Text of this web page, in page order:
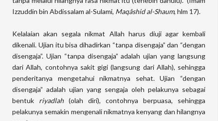
Izzuddin bin Abdissalam al-Sulami, Maqâshid al-Shaum, hlm 17).
Kelalaian akan segala nikmat Allah harus diuji agar kembali
dikenali. Ujian itu bisa dihadirkan “tanpa disengaja” dan “dengan
disengaja”. Ujian “tanpa disengaja” adalah ujian yang langsung
dari Allah, contohnya sakit gigi (langsung dari Allah), sehingga
penderitanya mengetahui nikmatnya sehat. Ujian “dengan
disengaja” adalah ujian yang sengaja oleh pelakunya sebagai
bentuk riyadlah (olah diri), contohnya berpuasa, sehingga
pelakunya semakin mengenali nikmatnya kenyang dan hilangnya